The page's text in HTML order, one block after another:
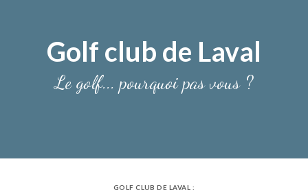
Golf club de Laval
Le golf... pourquoi pas vous ?
GOLF CLUB DE LAVAL :